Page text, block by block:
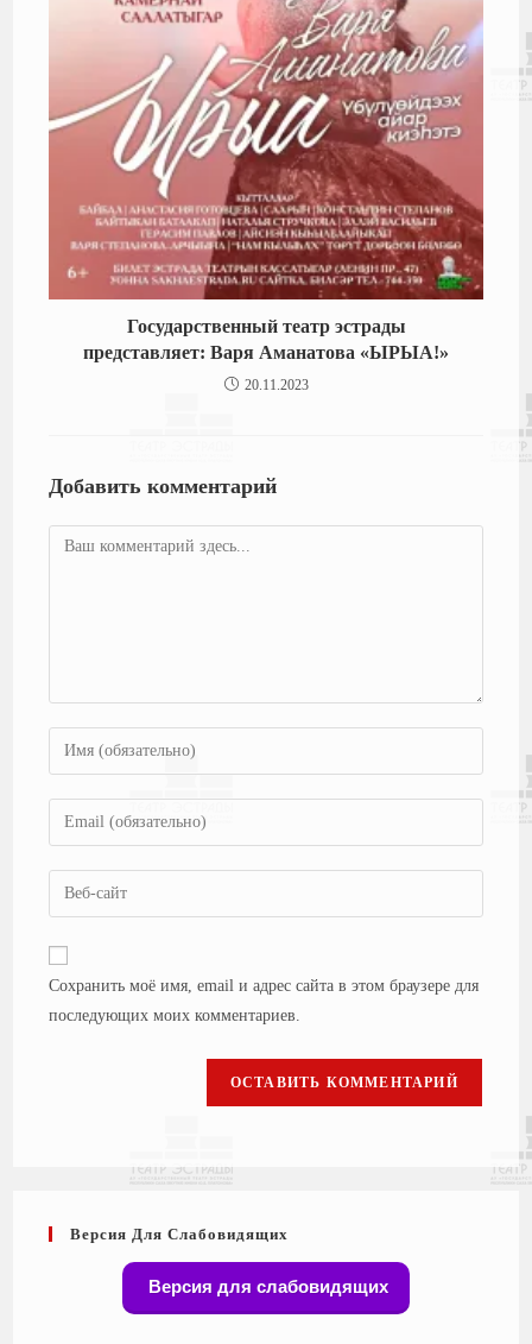
Государственный театр эстрады
представляет: Варя Аманатова «ЫРЫА!»
20.11.2023
Добавить комментарий
Сохранить моё имя, email и адрес сайта в этом браузере для
последующих моих комментариев.
Версия Для Слабовидящих
Версия для слабовидящих